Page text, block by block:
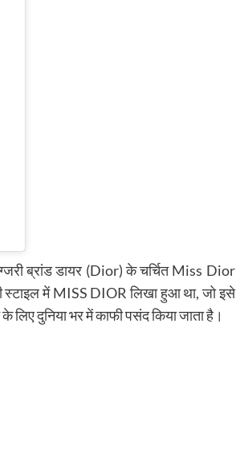
ब्रांड डायर (Dior) के चर्चित Miss Dior
में MISS DIOR लिखा हुआ था, जो इसे
दुनिया भर में काफी पसंद किया जाता है।